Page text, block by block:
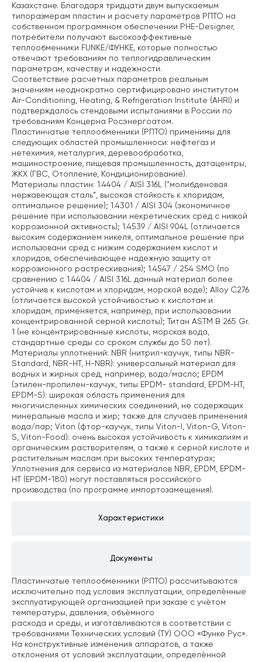
Характеристики
Документы
Казахстане. Благодаря тридцати двум выпускаемым
типоразмерам пластин и расчету параметров РПТО на
собственном программном обеспечении PHE-Designer,
потребители получают высокоэффективные
теплообменники FUNKE/ФУНКЕ, которые полностью
отвечают требованиям по теплогидравлическим
параметрам, качеству и надежности.
Соответствие расчетных параметров реальным
значениям неоднократно сертифицировано институтом
Air-Conditioning, Heating, & Refrigeration Institute (AHRI) и
подтверждалось стендовыми испытаниями в России по
требованиям Концерна Росэнергоатом.
Пластинчатые теплообменники (РПТО) применимы для
следующих областей промышленноси: нефтегаз и
нетехимия, металургия, деревообработка,
машиностроение, пищевая промышленность, датацентры,
ЖКХ (ГВС, Отопление, Кондиционирование).
Материалы пластин: 1.4404 / AISI 316L (“молибденовая
нержавеющая сталь”, высокая стойкость к хлоридам,
оптимальное решение); 1.4301 / AISI 304 (экономичное
решение при использовании некретических сред с низкой
коррозионной активность); 1.4539 / AISI 904L (отличается
высоким содержанием никеля, оптимальное решение при
использовани сред с низким содержанием кислот и
хлоридов, обеспечивающее надежную защиту от
коррозионного растрескивания); 1.4547 / 254 SMO (по
сравнению с 1.4404 / AISI 316L данный материал более
устойчив к кислотам и хлоридам, морской воде); Alloy C276
(отличается высокой устойчивостью к кислотам и
хлоридам, применяется, например, при использовании
концентрированной серной кислоты); Титан ASTM B 265 Gr.
1 (не концентрированные кислоты, морская вода,
стандартные среды со сроком службы до 50 лет).
Материалы уплотнений: NBR (нитрил-каучук, типы NBR-
Standard, NBR-HT, H-NBR): универсальный материал для
водных и жирных сред, например, вода/масло; EPDM
(этилен-пропилен-каучук, типы EPDM- standard, EPDM-HT,
EPDM-S): широкая область применения для
многичисленных химических соединений, не содержащих
минеральные масла и жир; также для случаев применения
вода/пар; Viton (фтор-каучук, типы Viton-I, Viton-G, Viton-
S, Viton-Food): очень высокая устойчивость к химикалиям и
органическим растворителям, а также к серной кислоте и
растительным маслам при высоких температурах;
Уплотнения для сервиса из материалов NBR, EPDM, EPDM-
HT (EPDM-180) могут поставляться российского
производства (по программе импортозамещения).
Пластинчатые теплообменники (РПТО) рассчитываются
исключительно под условия эксплуатации, определѐнные
эксплуатирующей организацией при заказе с учѐтом
температуры, давления, объѐмного
расхода и среды, и изготавливаются в соответствии с
требованиями Технических условий (ТУ) ООО «Функе Рус».
На конструктивные изменения аппаратов, а также
отклонения от условий эксплуатации, определѐнной